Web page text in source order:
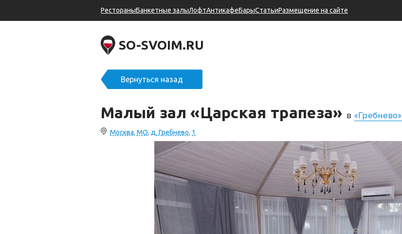
РестораныБанкетные залыЛофтАнтикафеБарыСтатьиРазмещение на сайте
SO-SVOIM.RU
Вернуться назад
Малый зал «Царская трапеза» в «Гребнево»
Москва, МО, д. Гребнево, 1